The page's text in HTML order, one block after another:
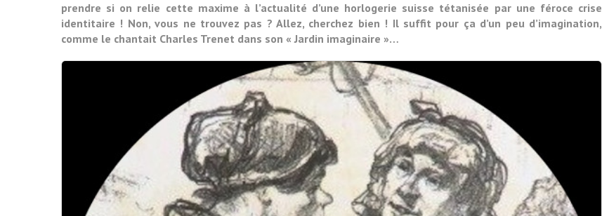
prendre si on relie cette maxime à l’actualité d’une horlogerie suisse tétanisée par une féroce crise
identitaire ! Non, vous ne trouvez pas ? Allez, cherchez bien ! Il suffit pour ça d’un peu d’imagination,
comme le chantait Charles Trenet dans son « Jardin imaginaire »…